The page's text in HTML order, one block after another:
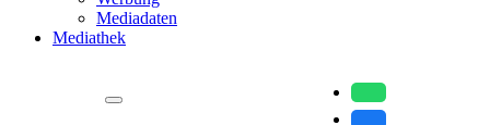
Mediadaten
Mediathek